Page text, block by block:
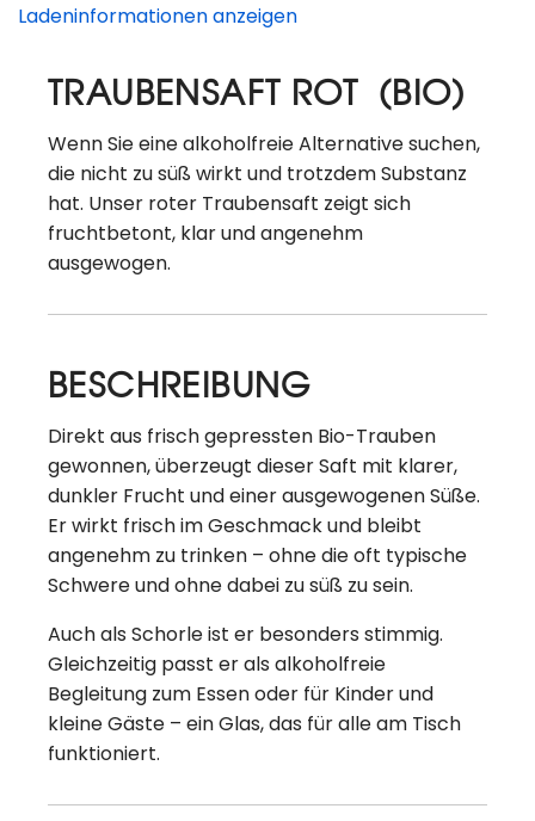
Ladeninformationen anzeigen
TRAUBENSAFT ROT (BIO)
Wenn Sie eine alkoholfreie Alternative suchen,
die nicht zu süß wirkt und trotzdem Substanz
hat. Unser roter Traubensaft zeigt sich
fruchtbetont, klar und angenehm
ausgewogen.
BESCHREIBUNG
Direkt aus frisch gepressten Bio-Trauben
gewonnen, überzeugt dieser Saft mit klarer,
dunkler Frucht und einer ausgewogenen Süße.
Er wirkt frisch im Geschmack und bleibt
angenehm zu trinken – ohne die oft typische
Schwere und ohne dabei zu süß zu sein.
Auch als Schorle ist er besonders stimmig.
Gleichzeitig passt er als alkoholfreie
Begleitung zum Essen oder für Kinder und
kleine Gäste – ein Glas, das für alle am Tisch
funktioniert.